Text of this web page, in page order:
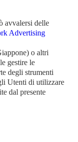
avvalersi delle
Advertising
o altri
gestire le
degli strumenti
Utenti di utilizzare
dal presente